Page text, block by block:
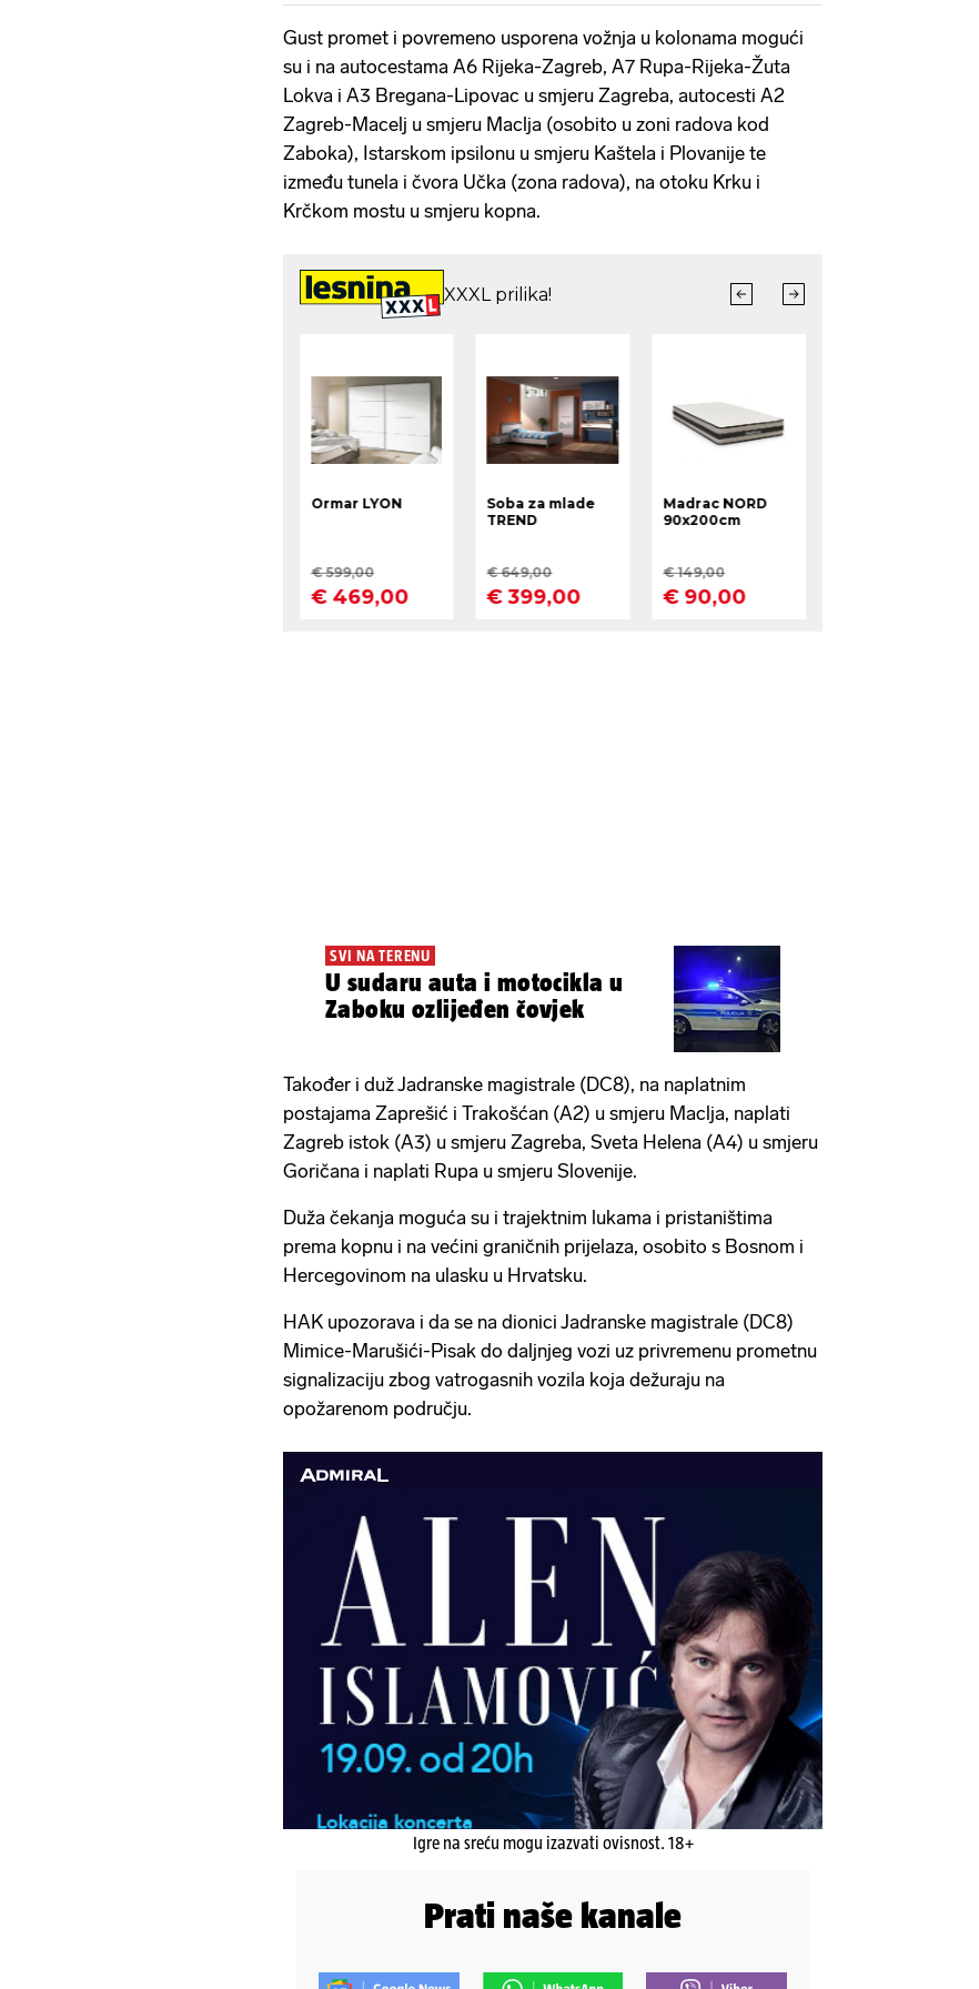
Gust promet i povremeno usporena vožnja u kolonama mogući
su i na autocestama A6 Rijeka-Zagreb, A7 Rupa-Rijeka-Žuta
Lokva i A3 Bregana-Lipovac u smjeru Zagreba, autocesti A2
Zagreb-Macelj u smjeru Maclja (osobito u zoni radova kod
Zaboka), Istarskom ipsilonu u smjeru Kaštela i Plovanije te
između tunela i čvora Učka (zona radova), na otoku Krku i
Krčkom mostu u smjeru kopna.
SVI NA TERENU
U sudaru auta i motocikla u
Zaboku ozlijeđen čovjek
Također i duž Jadranske magistrale (DC8), na naplatnim
postajama Zaprešić i Trakošćan (A2) u smjeru Maclja, naplati
Zagreb istok (A3) u smjeru Zagreba, Sveta Helena (A4) u smjeru
Goričana i naplati Rupa u smjeru Slovenije.
Duža čekanja moguća su i trajektnim lukama i pristaništima
prema kopnu i na većini graničnih prijelaza, osobito s Bosnom i
Hercegovinom na ulasku u Hrvatsku.
HAK upozorava i da se na dionici Jadranske magistrale (DC8)
Mimice-Marušići-Pisak do daljnjeg vozi uz privremenu prometnu
signalizaciju zbog vatrogasnih vozila koja dežuraju na
opožarenom području.
Igre na sreću mogu izazvati ovisnost. 18+
Prati naše kanale